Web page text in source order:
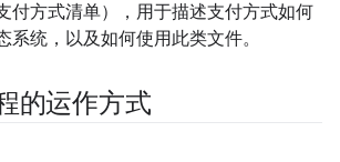
付方式清单），用于描述支付方式如何
系统，以及如何使用此类文件。
的运作方式